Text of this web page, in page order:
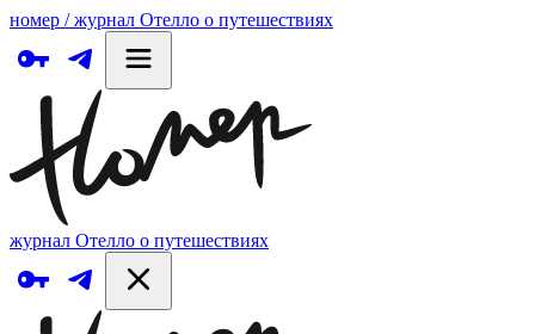
номер / журнал Отелло о путешествиях
журнал Отелло о путешествиях